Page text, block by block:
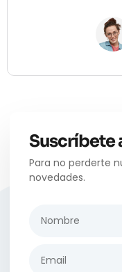
Suscríbete
Para no perderte
novedades.